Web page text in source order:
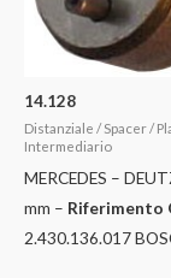
14.128
Distanziale / Spacer /
Intermediario
MERCEDES –
mm – Riferimento
2.430.136.017